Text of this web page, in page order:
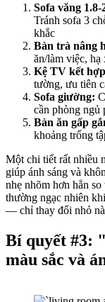
Sofa văng
Tránh sofa 3
khắc
Bàn trà nâng
ăn/làm việc, hạ
Kệ TV kết
tường, ưu tiên
Sofa giường:
cần phòng ngủ
Bàn ăn gấp
khoảng trống
Một chi tiết rất nhiều
giúp ánh sáng và
nhẹ nhõm hơn hẳn
thường ngạc nhiên
— chỉ thay đổi nhỏ
Bí quyết #3:
màu sắc và